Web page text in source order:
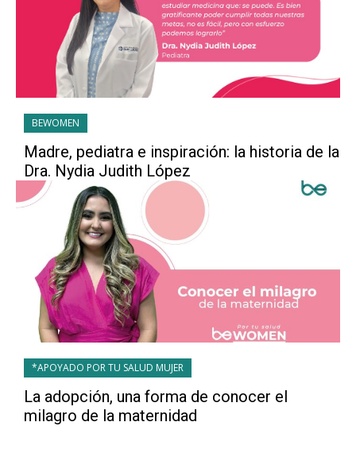
BEWOMEN
Madre, pediatra e inspiración: la historia de la
Dra. Nydia Judith López
*APOYADO POR TU SALUD MUJER
La adopción, una forma de conocer el
milagro de la maternidad